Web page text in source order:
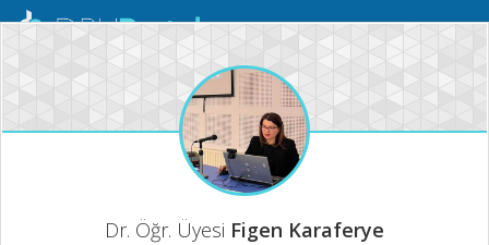
Mobil
Dr. Öğr. Üyesi Figen Karaferye